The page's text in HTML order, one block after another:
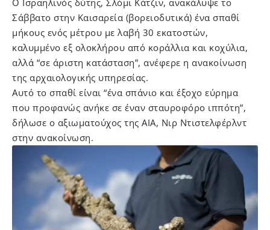
Σάββατο στην Καισαρεία (βορειοδυτικά) ένα σπαθί
μήκους ενός μέτρου με λαβή 30 εκατοστών,
καλυμμένο εξ ολοκλήρου από κοράλλια και κοχύλια,
αλλά “σε άριστη κατάσταση”, ανέφερε η ανακοίνωση
της αρχαιολογικής υπηρεσίας.
Αυτό το σπαθί είναι “ένα σπάνιο και έξοχο εύρημα
που προφανώς ανήκε σε έναν σταυροφόρο ιππότη”,
δήλωσε ο αξιωματούχος της AIA, Νιρ Ντιστελφέρλντ
στην ανακοίνωση.